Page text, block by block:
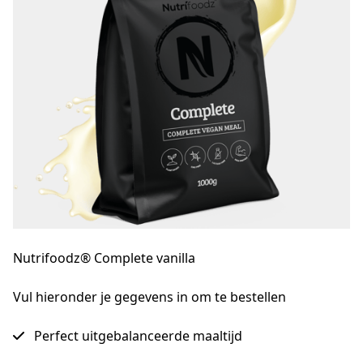
Nutrifoodz® Complete vanilla
Vul hieronder je gegevens in om te bestellen
Perfect uitgebalanceerde maaltijd